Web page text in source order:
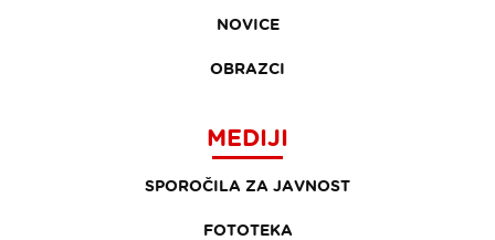
NOVICE
OBRAZCI
MEDIJI
SPOROČILA ZA JAVNOST
FOTOTEKA